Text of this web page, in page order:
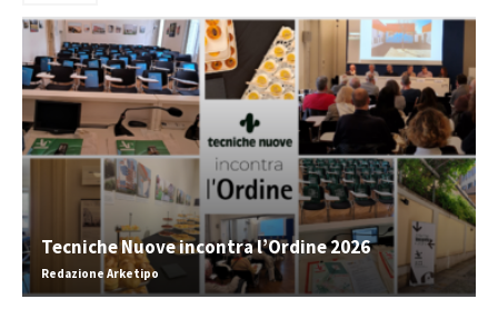
Tecniche Nuove incontra l’Ordine 2026
Redazione Arketipo